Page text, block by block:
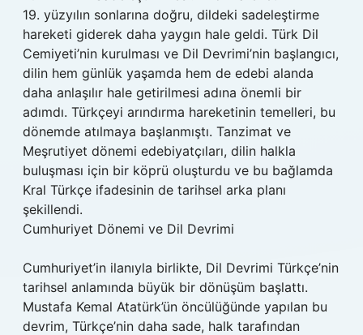
19. yüzyılın sonlarına doğru, dildeki sadeleştirme
hareketi giderek daha yaygın hale geldi. Türk Dil
Cemiyeti’nin kurulması ve Dil Devrimi’nin başlangıcı,
dilin hem günlük yaşamda hem de edebi alanda
daha anlaşılır hale getirilmesi adına önemli bir
adımdı. Türkçeyi arındırma hareketinin temelleri, bu
dönemde atılmaya başlanmıştı. Tanzimat ve
Meşrutiyet dönemi edebiyatçıları, dilin halkla
buluşması için bir köprü oluşturdu ve bu bağlamda
Kral Türkçe ifadesinin de tarihsel arka planı
şekillendi.
Cumhuriyet Dönemi ve Dil Devrimi
Cumhuriyet’in ilanıyla birlikte, Dil Devrimi Türkçe’nin
tarihsel anlamında büyük bir dönüşüm başlattı.
Mustafa Kemal Atatürk’ün öncülüğünde yapılan bu
devrim, Türkçe’nin daha sade, halk tarafından